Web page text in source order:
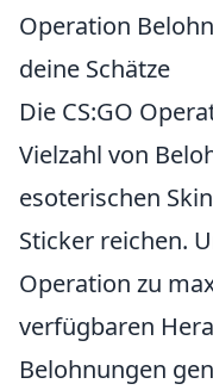
Operation
deine Schätze
Die CS:GO
Vielzahl von
esoterischen
Sticker reichen.
Operation zu
verfügbaren
Belohnungen